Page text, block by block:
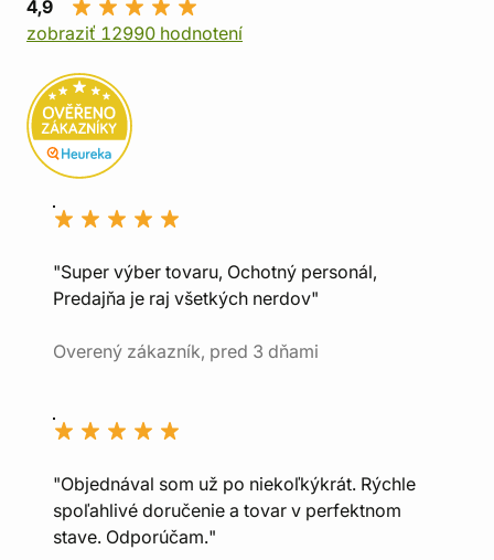
4,9
zobraziť 12990 hodnotení
"Super výber tovaru, Ochotný personál,
Predajňa je raj všetkých nerdov"
Overený zákazník, pred 3 dňami
"Objednával som už po niekoľkýkrát. Rýchle
spoľahlivé doručenie a tovar v perfektnom
stave. Odporúčam."